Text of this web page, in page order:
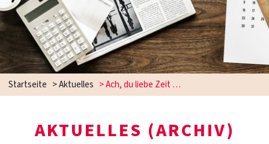
Startseite >Aktuelles >Ach, du liebe Zeit …
AKTUELLES (ARCHIV)